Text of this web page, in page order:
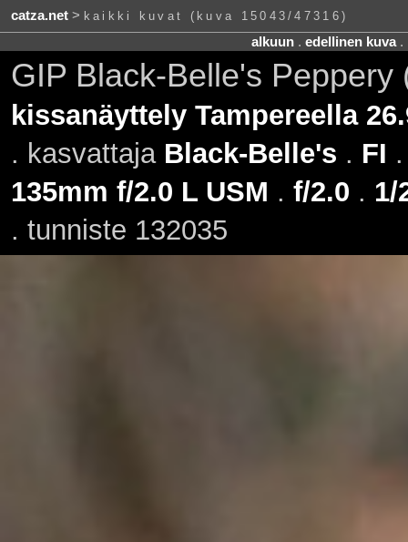
catza.net> kaikki kuvat (kuva 15043/47316)
alkuun. edellinen kuva.
GIP Black-Belle's
kissanäyttely Tampereella
. kasvattaja Black-Belle's . FI
135mm f/2.0 L USM . f/2.0 . 1/
. tunniste 132035